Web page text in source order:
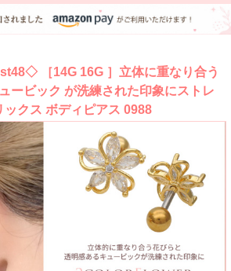
［14G 16G ］立体に重なり合う
ービック が洗練された印象にストレ
ックス ボディピアス 0988